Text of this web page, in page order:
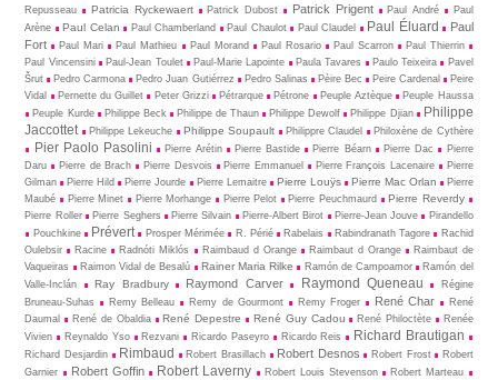
Repusseau
Patricia Ryckewaert Patrick Dubost Patrick Prigent Paul André
Paul
Arène
Paul Celan Paul Chamberland Paul Chaulot Paul Claudel Paul Éluard
Paul
Fort
Paul Mari Paul Mathieu Paul Morand Paul Rosario Paul Scarron
Paul Thierrin
Paul Vincensini
Paul-Jean Toulet Paul-Marie Lapointe Paula Tavares Paulo Teixeira
Pavel
Šrut
Pedro Carmona Pedro Juan Gutiérrez Pedro Salinas Pèire Bec Peire Cardenal
Peire
Vidal
Pernette du Guillet Peter Grizzi Pétrarque Pétrone Peuple Aztèque
Peuple Haussa
Peuple Kurde
Philippe Beck Philippe de Thaun Philippe Dewolf Philippe Djian
Philippe
Jaccottet
Philippe Lekeuche Philippe Soupault Philippre Claudel Philoxène de Cythère
Pier Paolo Pasolini Pierre Arétin Pierre Bastide Pierre Béarn Pierre Dac
Pierre
Daru
Pierre de Brach Pierre Desvois Pierre Emmanuel Pierre François Lacenaire
Pierre
Gilman
Pierre Hild Pierre Jourde Pierre Lemaitre Pierre Louÿs Pierre Mac Orlan
Pierre
Maubé
Pierre Minet Pierre Morhange Pierre Pelot Pierre Peuchmaurd Pierre Reverdy
Pierre Roller Pierre Seghers Pierre Silvain Pierre-Albert Birot Pierre-Jean Jouve
Pirandello
Pouchkine
Prévert Prosper Mérimée R. Périé Rabelais Rabindranath Tagore
Rachid
Oulebsir
Racine Radnóti Miklós Raimbaud d Orange Raimbaut d Orange
Raimbaut de
Vaqueiras
Raimon Vidal de Besalú Rainer Maria Rilke Ramón de Campoamor
Ramón del
Valle-Inclán
Ray Bradbury Raymond Carver Raymond Queneau
Régine
Bruneau-Suhas
Remy Belleau Remy de Gourmont Remy Froger René Char
René
Daumal
René de Obaldia René Depestre René Guy Cadou René Philoctète
Renée
Vivien
Reynaldo Yso Rezvani Ricardo Paseyro Ricardo Reis Richard Brautigan
Richard Desjardin Rimbaud Robert Brasillach Robert Desnos Robert Frost
Robert
Garnier
Robert Goffin Robert Laverny Robert Louis Stevenson
Robert Marteau